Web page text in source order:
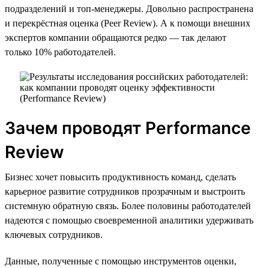
подразделений и топ-менеджеры. Довольно распространена
и перекрёстная оценка (Peer Review). А к помощи внешних
экспертов компании обращаются редко — так делают
только 10% работодателей.
Зачем проводят Performance
Review
Бизнес хочет повысить продуктивность команд, сделать
карьерное развитие сотрудников прозрачным и выстроить
системную обратную связь. Более половины работодателей
надеются с помощью своевременной аналитики удерживать
ключевых сотрудников.
Данные, полученные с помощью инструментов оценки,